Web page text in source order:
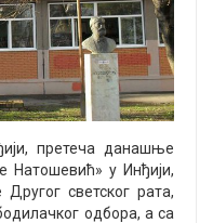
претеча данашње
Натошевић» у Инђији,
светског рата,
одбора, а са